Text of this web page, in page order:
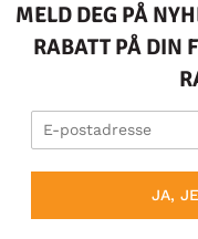
MELD DEG PÅ
RABATT PÅ DIN
JA,